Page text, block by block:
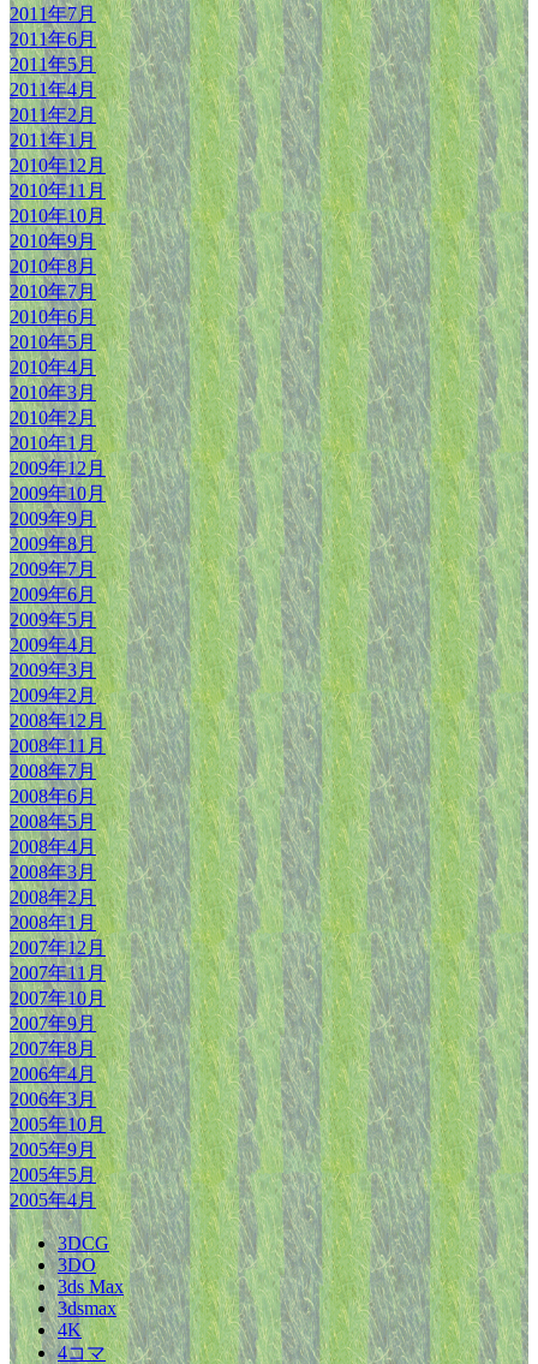
2011年7月
2011年6月
2011年5月
2011年4月
2011年2月
2011年1月
2010年12月
2010年11月
2010年10月
2010年9月
2010年8月
2010年7月
2010年6月
2010年5月
2010年4月
2010年3月
2010年2月
2010年1月
2009年12月
2009年10月
2009年9月
2009年8月
2009年7月
2009年6月
2009年5月
2009年4月
2009年3月
2009年2月
2008年12月
2008年11月
2008年7月
2008年6月
2008年5月
2008年4月
2008年3月
2008年2月
2008年1月
2007年12月
2007年11月
2007年10月
2007年9月
2007年8月
2006年4月
2006年3月
2005年10月
2005年9月
2005年5月
2005年4月
3DCG
3DO
3ds Max
3dsmax
4K
4コマ